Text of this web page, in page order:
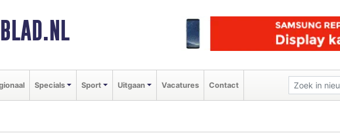
Specials Sport Uitgaan Vacatures Contact